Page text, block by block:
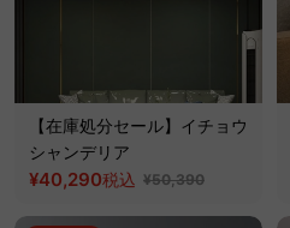
【在庫処分セール】イチョウ
シャンデリア
¥40,290税込 ¥50,390